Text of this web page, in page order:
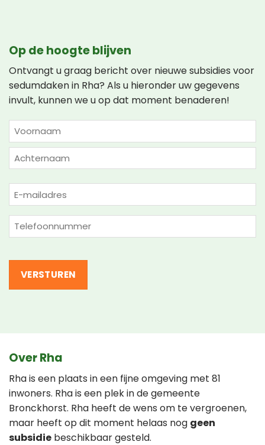
Op de hoogte blijven
Ontvangt u graag bericht over nieuwe subsidies voor
sedumdaken in Rha? Als u hieronder uw gegevens
invult, kunnen we u op dat moment benaderen!
NAAM
(VEREIST)
Voornaam
E-
mailadres
(Vereist)
Telefoon
(Vereist)
Over Rha
Rha is een plaats in een fijne omgeving met 81
inwoners. Rha is een plek in de gemeente
Bronckhorst. Rha heeft de wens om te vergroenen,
maar heeft op dit moment helaas nog geen
subsidie beschikbaar gesteld.